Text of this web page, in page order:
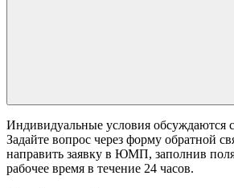
Индивидуальные условия
Задайте вопрос через форму обратной
направить заявку в ЮМП, заполнив
рабочее время в течение 24 часов.